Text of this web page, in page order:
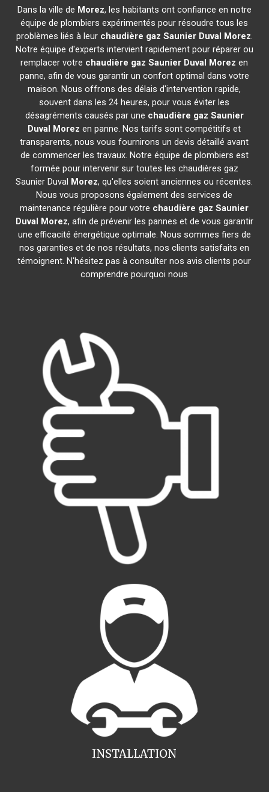
Dans la ville de Morez, les habitants ont confiance en notre
équipe de plombiers expérimentés pour résoudre tous les
problèmes liés à leur chaudière gaz Saunier Duval Morez.
Notre équipe d'experts intervient rapidement pour réparer ou
remplacer votre chaudière gaz Saunier Duval Morez en
panne, afin de vous garantir un confort optimal dans votre
maison. Nous offrons des délais d'intervention rapide,
souvent dans les 24 heures, pour vous éviter les
désagréments causés par une chaudière gaz Saunier
Duval Morez en panne. Nos tarifs sont compétitifs et
transparents, nous vous fournirons un devis détaillé avant
de commencer les travaux. Notre équipe de plombiers est
formée pour intervenir sur toutes les chaudières gaz
Saunier Duval Morez, qu'elles soient anciennes ou récentes.
Nous vous proposons également des services de
maintenance régulière pour votre chaudière gaz Saunier
Duval Morez, afin de prévenir les pannes et de vous garantir
une efficacité énergétique optimale. Nous sommes fiers de
nos garanties et de nos résultats, nos clients satisfaits en
témoignent. N'hésitez pas à consulter nos avis clients pour
comprendre pourquoi nous
INSTALLATION